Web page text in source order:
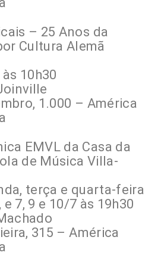
– 25 Anos da
Cultura Alemã
10h30
1.000 – América
EMVL da Casa da
de Música Villa-
terça e quarta-feira
7, 9 e 10/7 às 19h30
315 – América